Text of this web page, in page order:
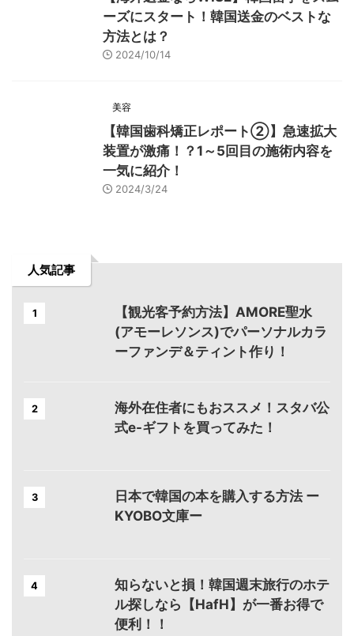
ーズにスタート！韓国送金のベストな
方法とは？
2024/10/14
美容
【韓国歯科矯正レポート➁】急速拡大
装置が激痛！？1～5回目の施術内容を
一気に紹介！
2024/3/24
人気記事
1
【観光客予約方法】AMORE聖水
(アモーレソンス)でパーソナルカラ
ーファンデ＆ティント作り！
2
海外在住者にもおススメ！スタバ公
式e-ギフトを買ってみた！
3
日本で韓国の本を購入する方法 ー
KYOBO文庫ー
4
知らないと損！韓国週末旅行のホテ
ル探しなら【HafH】が一番お得で
便利！！